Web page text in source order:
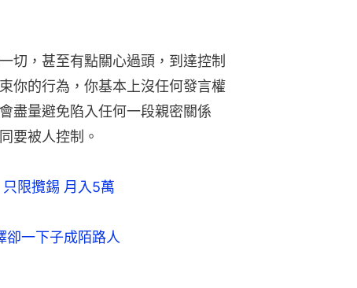
切，甚至有點關心過頭，到達控制
你的行為，你基本上沒任何發言權
盡量避免陷入任何一段親密關係
要被人控制。
限攬錫 月入5萬
卻一下子成陌路人